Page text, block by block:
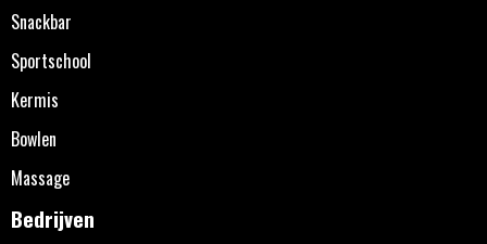
Snackbar
Sportschool
Kermis
Bowlen
Massage
Bedrijven